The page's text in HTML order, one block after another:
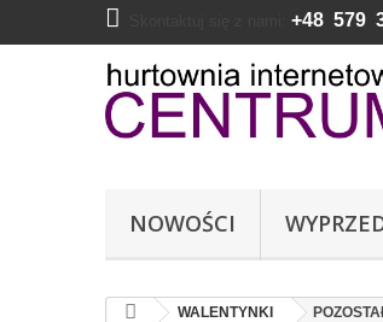
+48 579
NOWOŚCI
WALENTYNKI